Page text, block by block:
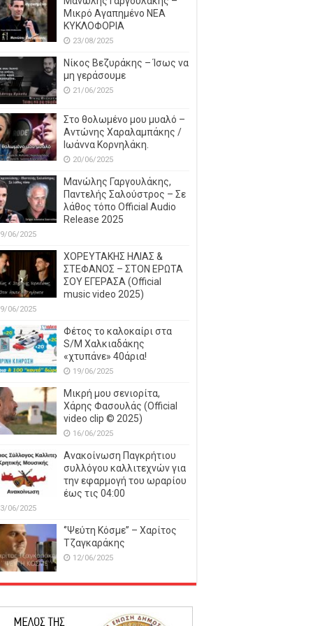
Μικρό Αγαπημένο NEΑ
ΚΥΚΛΟΦΟΡΙΑ
23/08/2025
Νίκος Βεζυράκης – Ίσως να
μη γεράσουμε
21/06/2025
Στο θολωμένο μου μυαλό –
Αντώνης Χαραλαμπάκης /
Ιωάννα Κορνηλάκη.
20/06/2025
Μανώλης Γαργουλάκης,
Παντελής Σαλούστρος – Σε
λάθος τόπο Official Audio
Release 2025
06/2025
ΧΟΡΕΥΤΑΚΗΣ ΗΛΙΑΣ &
ΣΤΕΦΑΝΟΣ – ΣΤΟΝ ΕΡΩΤΑ
ΣΟΥ ΕΓΕΡΑΣΑ (Official
music video 2025)
06/2025
Φέτος το καλοκαίρι στα
S/M Χαλκιαδάκης
«χτυπάνε» 40άρια!
19/06/2025
Μικρή μου σενιορίτα,
Χάρης Φασουλάς (Official
video clip © 2025)
16/06/2025
Ανακοίνωση Παγκρήτιου
συλλόγου καλλιτεχνών για
την εφαρμογή του ωραρίου
έως τις 04:00
06/2025
‘’Ψεύτη Κόσμε’’ – Χαρίτος
Τζαγκαράκης
12/06/2025